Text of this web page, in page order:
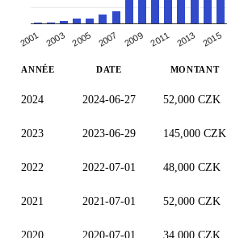
2001 2003 2005 2007 2009 2011 2013 2015
ANNÉE DATE MONTANT
2024 2024-06-27 52,000 CZK
2023 2023-06-29 145,000 CZK
2022 2022-07-01 48,000 CZK
2021 2021-07-01 52,000 CZK
2020 2020-07-01 34,000 CZK